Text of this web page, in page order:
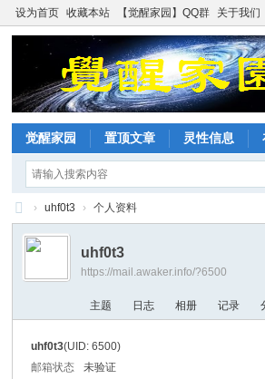
设为首页 收藏本站 【觉醒家园】QQ群 关于我们
觉醒家园 置顶文章 灵性信息
觉
家
› uhf0t3 › 个人资料
uhf0t3
https://mail.awaker.info/?6500
主题 日志 相册 记录
uhf0t3(UID: 6500)
邮箱状态
未验证